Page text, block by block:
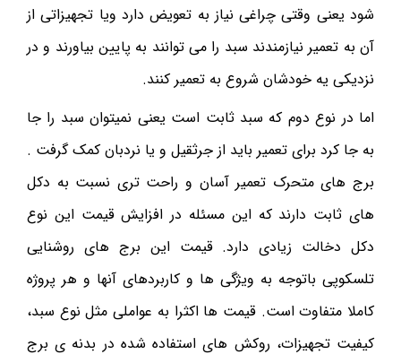
شود یعنی وقتی چراغی نیاز به تعویض دارد ویا تجهیزاتی از
آن به تعمیر نیازمندند سبد را می توانند به پایین بیاورند و در
نزدیکی یه خودشان شروع به تعمیر کنند.
اما در نوع دوم که سبد ثابت است یعنی نمیتوان سبد را جا
به جا کرد برای تعمیر باید از جرثقیل و یا نردبان کمک گرفت .
برج های متحرک تعمیر آسان و راحت تری نسبت به دکل
های ثابت دارند که این مسئله در افزایش قیمت این نوع
دکل دخالت زیادی دارد. قیمت این برج های روشنایی
تلسکوپی باتوجه به ویژگی ها و کاربردهای آنها و هر پروژه
کاملا متفاوت است. قیمت ها اکثرا به عواملی مثل نوع سبد،
کیفیت تجهیزات، روکش های استفاده شده در بدنه ی برج